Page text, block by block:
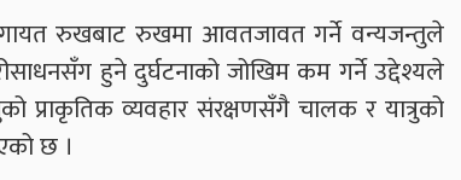
रुखबाट रुखमा आवतजावत गर्ने वन्यजन्तुले
हुने दुर्घटनाको जोखिम कम गर्ने उद्देश्यले
प्राकृतिक व्यवहार संरक्षणसँगै चालक र यात्रुको
छ ।